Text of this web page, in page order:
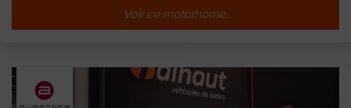
Voir ce motorhome.